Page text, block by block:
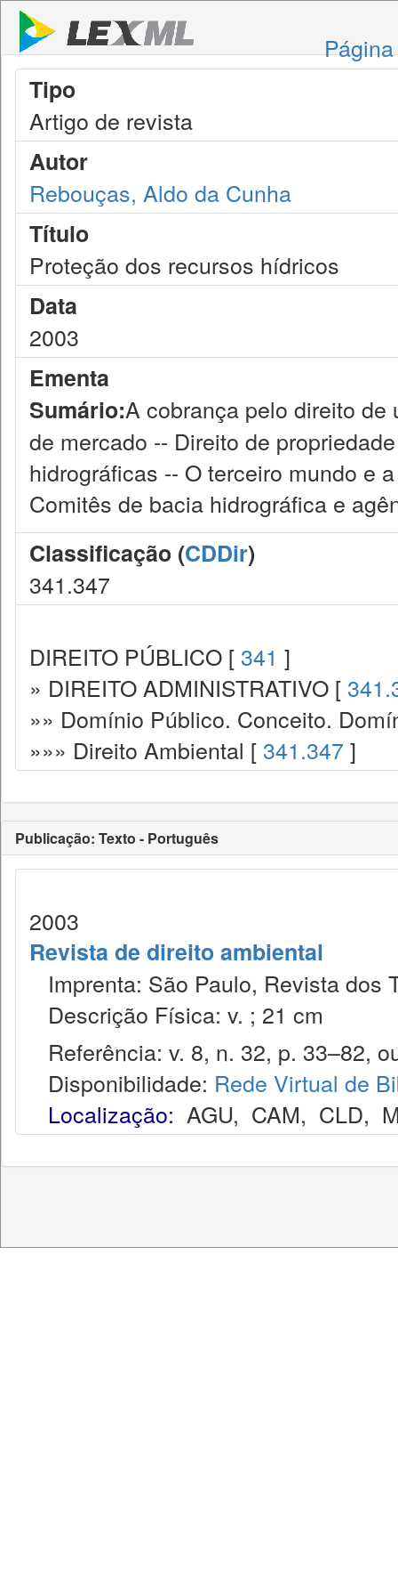
Tipo
Artigo de revista
Autor
Rebouças, Aldo da Cunha
Título
Proteção dos recursos hídricos
Data
2003
Ementa
Sumário:A cobrança pelo direito
de mercado -- Direito de
hidrográficas -- O terceiro mundo e
Comitês de bacia hidrográfica e
Classificação (CDDir)
341.347
DIREITO PÚBLICO [ 341 ]
» DIREITO ADMINISTRATIVO [
»» Domínio Público. Conceito.
»»» Direito Ambiental [ 341.347 ]
Publicação: Texto - Português
2003
Revista de direito ambiental
Imprenta: São Paulo, Revista dos
Descrição Física: v. ; 21 cm
Referência: v. 8, n. 32, p. 33–82,
Disponibilidade: Rede Virtual de
Localização: AGU, CAM, CLD,